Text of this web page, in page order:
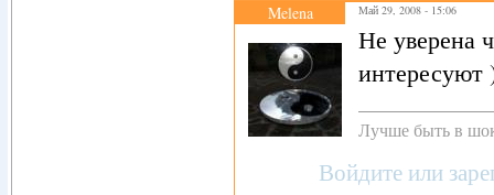
Melena Май 29, 2008 - 15:06
Не уверена
интересуют
Лучше быть в
Войдите или